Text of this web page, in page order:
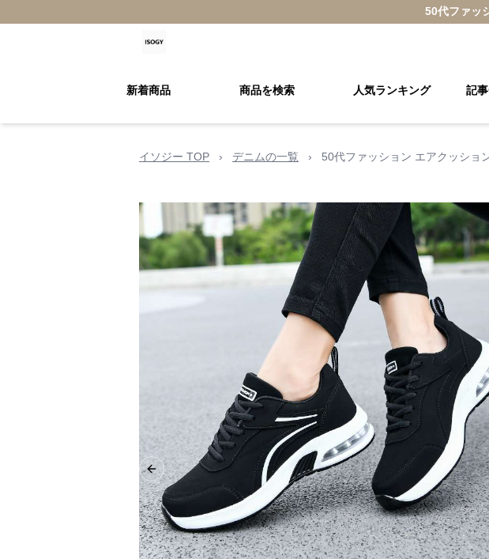
50代ファッ
新着商品 商品を検索 人気ランキング 記
イソジー TOP › デニムの一覧 › 50代ファッション エアクッショ
Previous slide